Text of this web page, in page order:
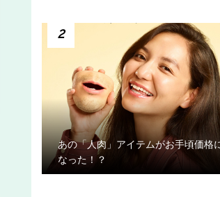
2
あの「人肉」アイテムがお手頃価格
なった！？